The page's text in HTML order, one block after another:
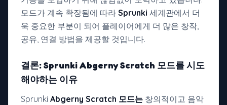
모드가 계속 확장됨에 따라 Sprunki 세계관에서 더
욱 중요한 부분이 되어 플레이어에게 더 많은 창작,
공유, 연결 방법을 제공할 것입니다.
결론: SprunkiAbgerny Scratch 모드를시도
해야하는 이유
Sprunki Abgerny Scratch 모드는 창의적이고 음악